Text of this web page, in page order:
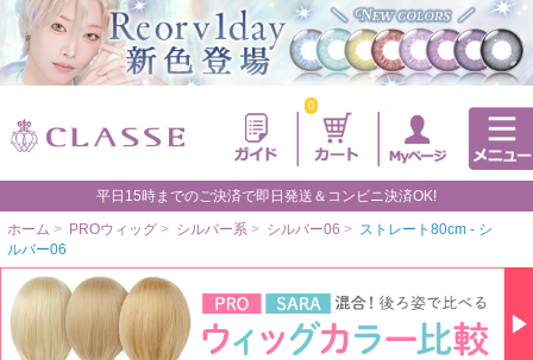
0
平日15時までのご決済で即日発送＆コンビニ決済OK!
ホーム > PROウィッグ > シルバー系 > シルバー06 > ストレート80cm - シ
ルバー06